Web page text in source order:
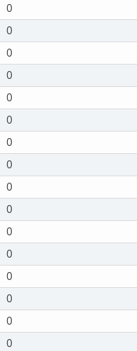
0
0
0
0
0
0
0
0
0
0
0
0
0
0
0
0